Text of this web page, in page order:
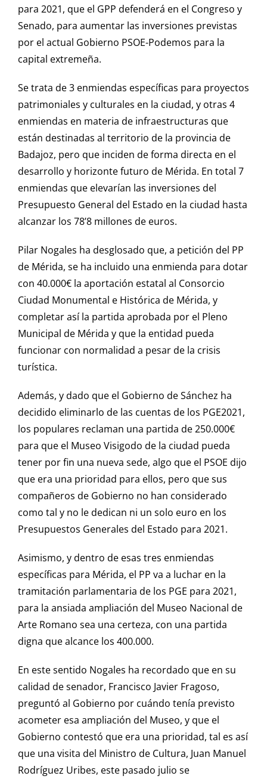
para 2021, que el GPP defenderá en el Congreso y
Senado, para aumentar las inversiones previstas
por el actual Gobierno PSOE-Podemos para la
capital extremeña.
Se trata de 3 enmiendas específicas para proyectos
patrimoniales y culturales en la ciudad, y otras 4
enmiendas en materia de infraestructuras que
están destinadas al territorio de la provincia de
Badajoz, pero que inciden de forma directa en el
desarrollo y horizonte futuro de Mérida. En total 7
enmiendas que elevarían las inversiones del
Presupuesto General del Estado en la ciudad hasta
alcanzar los 78’8 millones de euros.
Pilar Nogales ha desglosado que, a petición del PP
de Mérida, se ha incluido una enmienda para dotar
con 40.000€ la aportación estatal al Consorcio
Ciudad Monumental e Histórica de Mérida, y
completar así la partida aprobada por el Pleno
Municipal de Mérida y que la entidad pueda
funcionar con normalidad a pesar de la crisis
turística.
Además, y dado que el Gobierno de Sánchez ha
decidido eliminarlo de las cuentas de los PGE2021,
los populares reclaman una partida de 250.000€
para que el Museo Visigodo de la ciudad pueda
tener por fin una nueva sede, algo que el PSOE dijo
que era una prioridad para ellos, pero que sus
compañeros de Gobierno no han considerado
como tal y no le dedican ni un solo euro en los
Presupuestos Generales del Estado para 2021.
Asimismo, y dentro de esas tres enmiendas
específicas para Mérida, el PP va a luchar en la
tramitación parlamentaria de los PGE para 2021,
para la ansiada ampliación del Museo Nacional de
Arte Romano sea una certeza, con una partida
digna que alcance los 400.000.
En este sentido Nogales ha recordado que en su
calidad de senador, Francisco Javier Fragoso,
preguntó al Gobierno por cuándo tenía previsto
acometer esa ampliación del Museo, y que el
Gobierno contestó que era una prioridad, tal es así
que una visita del Ministro de Cultura, Juan Manuel
Rodríguez Uribes, este pasado julio se